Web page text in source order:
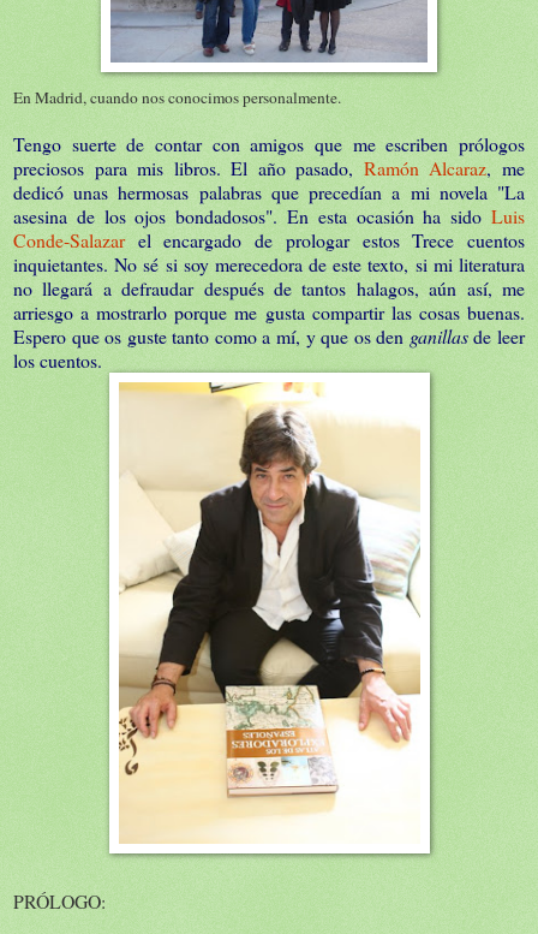
En Madrid, cuando nos conocimos personalmente.
Tengo suerte de contar con amigos que me escriben prólogos
preciosos para mis libros. El año pasado, Ramón Alcaraz, me
dedicó unas hermosas palabras que precedían a mi novela "La
asesina de los ojos bondadosos". En esta ocasión ha sido Luis
Conde-Salazar el encargado de prologar estos Trece cuentos
inquietantes. No sé si soy merecedora de este texto, si mi literatura
no llegará a defraudar después de tantos halagos, aún así, me
arriesgo a mostrarlo porque me gusta compartir las cosas buenas.
Espero que os guste tanto como a mí, y que os den ganillasde leer
los cuentos.
PRÓLOGO: